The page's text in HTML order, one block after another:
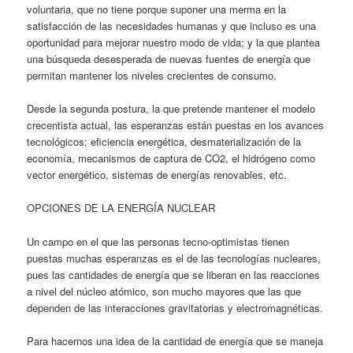
voluntaria, que no tiene porque suponer una merma en la
satisfacción de las necesidades humanas y que incluso es una
oportunidad para mejorar nuestro modo de vida; y la que plantea
una búsqueda desesperada de nuevas fuentes de energía que
permitan mantener los niveles crecientes de consumo.
Desde la segunda postura, la que pretende mantener el modelo
crecentista actual, las esperanzas están puestas en los avances
tecnológicos: eficiencia energética, desmaterialización de la
economía, mecanismos de captura de CO2, el hidrógeno como
vector energético, sistemas de energías renovables, etc.
OPCIONES DE LA ENERGÍA NUCLEAR
Un campo en el que las personas tecno-optimistas tienen
puestas muchas esperanzas es el de las tecnologías nucleares,
pues las cantidades de energía que se liberan en las reacciones
a nivel del núcleo atómico, son mucho mayores que las que
dependen de las interacciones gravitatorias y electromagnéticas.
Para hacernos una idea de la cantidad de energía que se maneja